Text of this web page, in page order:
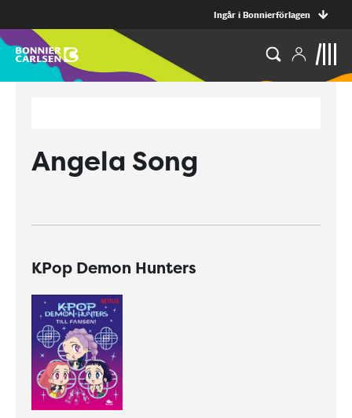
Ingår i Bonnierförlagen
Angela Song
KPop Demon Hunters